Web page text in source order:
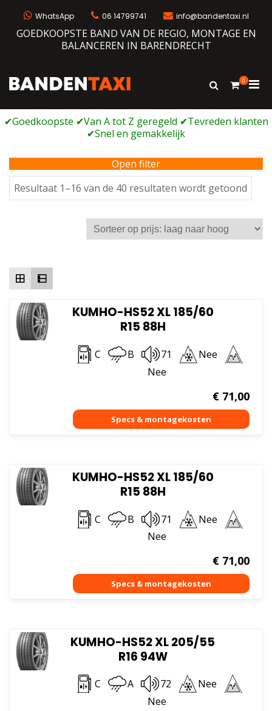
WhatsApp 06 14799741 info@bandentaxi.nl
GOEDKOOPSTE BAND VAN DE REGIO, MONTAGE EN
BALANCEREN IN BARENDRECHT
Bandengarage met eigen webshop
Toon
0
voor
Open filter
Resultaat 1–16 van de 40 resultaten wordt getoond
op
prijs:
laag
KUMHO-HS52 XL 185/60
R15 88H
C B 71
Nee
Nee
€71,00
KUMHO-HS52 XL 185/60
R15 88H
C B 71
Nee
Nee
€71,00
KUMHO-HS52 XL 205/55
R16 94W
C A 72
Nee
Nee